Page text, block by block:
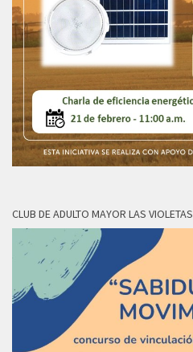
CLUB DE ADULTO MAYOR LAS VIOLETAS